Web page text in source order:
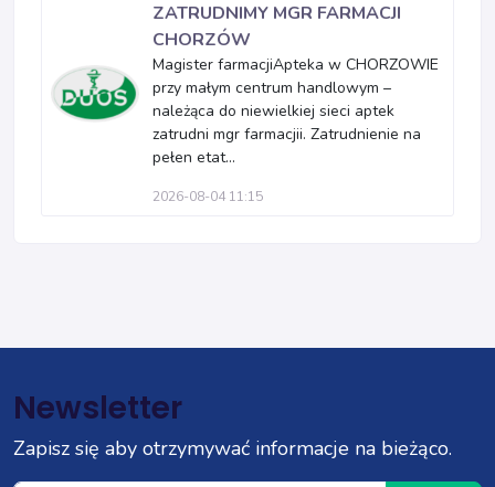
ZATRUDNIMY MGR FARMACJI
CHORZÓW
Magister farmacjiApteka w CHORZOWIE
przy małym centrum handlowym –
należąca do niewielkiej sieci aptek
zatrudni mgr farmacjii. Zatrudnienie na
pełen etat...
2026-08-04 11:15
Newsletter
Zapisz się aby otrzymywać informacje na bieżąco.